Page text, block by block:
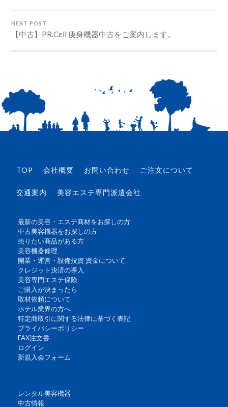
NEXT POST
【中古】PR.Cell 痩身機器中古をご案内します。
TOP 会社概要 お問い合わせ ご注文について
交通案内 美容エステ専門派遣会社
最新の美容・エステ商材をお探しの方
中古美容機器をお探しの方
売りたい商品がある方
美容機器修理
開業・運営・設備投資 資金について
クレジット決済の導入
美容専門エステ保険
ご購入が決まったら
取材依頼について
ホテル業界の方へ
特定商取引に関する法律に基づく表記
プライバシーポリシー
FAX注文書
ログイン
新規入会フォーム
レンタル美容機器
中古情報